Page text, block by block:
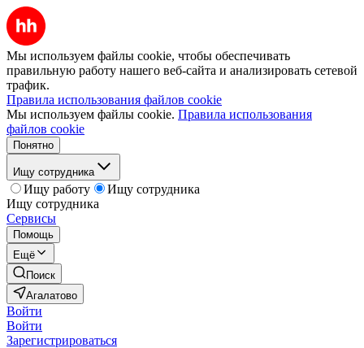
Мы используем файлы cookie, чтобы обеспечивать
правильную работу нашего веб-сайта и анализировать сетевой
трафик.
Правила использования файлов cookie
Мы используем файлы cookie. Правила использования
файлов cookie
Понятно
Ищу сотрудника
Ищу работу
Ищу сотрудника
Ищу сотрудника
Сервисы
Помощь
Ещё
Поиск
Агалатово
Войти
Войти
Зарегистрироваться